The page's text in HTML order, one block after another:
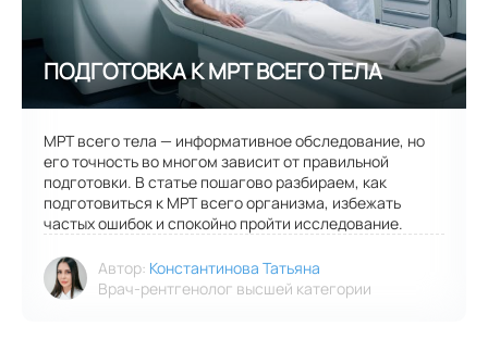
МРТ всего тела — информативное обследование, но
его точность во многом зависит от правильной
подготовки. В статье пошагово разбираем, как
подготовиться к МРТ всего организма, избежать
частых ошибок и спокойно пройти исследование.
Автор: Константинова Татьяна
Врач-рентгенолог высшей категории